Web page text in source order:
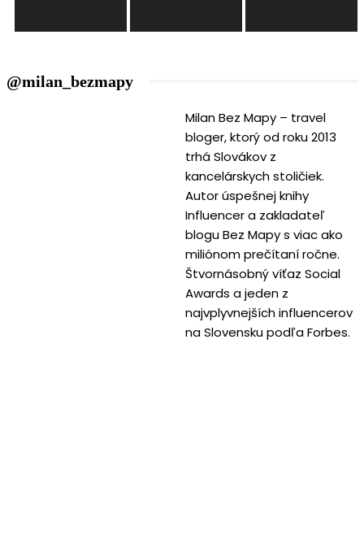
@milan_bezmapy
Milan Bez Mapy – travel
bloger, ktorý od roku 2013
trhá Slovákov z
kancelárskych stoličiek.
Autor úspešnej knihy
Influencer a zakladateľ
blogu Bez Mapy s viac ako
miliónom prečítaní ročne.
Štvornásobný víťaz Social
Awards a jeden z
najvplyvnejších influencerov
na Slovensku podľa Forbes.